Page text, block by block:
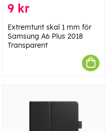
9 kr
Extremtunt skal 1 mm för
Samsung A6 Plus 2018
Transparent